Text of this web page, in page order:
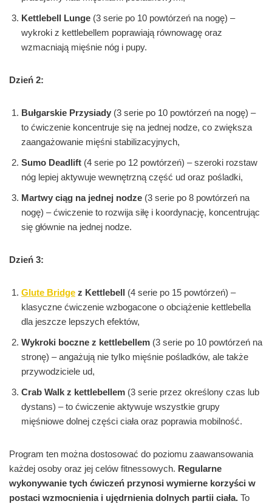
Kettlebell Lunge (3 serie po 10 powtórzeń na nogę) –
wykroki z kettlebellem poprawiają równowagę oraz
wzmacniają mięśnie nóg i pupy.
Dzień 2:
Bułgarskie Przysiady (3 serie po 10 powtórzeń na nogę) –
to ćwiczenie koncentruje się na jednej nodze, co zwiększa
zaangażowanie mięśni stabilizacyjnych,
Sumo Deadlift (4 serie po 12 powtórzeń) – szeroki rozstaw
nóg lepiej aktywuje wewnętrzną część ud oraz pośladki,
Martwy ciąg na jednej nodze (3 serie po 8 powtórzeń na
nogę) – ćwiczenie to rozwija siłę i koordynację, koncentrując
się głównie na jednej nodze.
Dzień 3:
Glute Bridge z Kettlebell (4 serie po 15 powtórzeń) –
klasyczne ćwiczenie wzbogacone o obciążenie kettlebella
dla jeszcze lepszych efektów,
Wykroki boczne z kettlebellem (3 serie po 10 powtórzeń na
stronę) – angażują nie tylko mięśnie pośladków, ale także
przywodziciele ud,
Crab Walk z kettlebellem (3 serie przez określony czas lub
dystans) – to ćwiczenie aktywuje wszystkie grupy
mięśniowe dolnej części ciała oraz poprawia mobilność.
Program ten można dostosować do poziomu zaawansowania
każdej osoby oraz jej celów fitnessowych. Regularne
wykonywanie tych ćwiczeń przynosi wymierne korzyści w
postaci wzmocnienia i ujędrnienia dolnych partii ciała. To